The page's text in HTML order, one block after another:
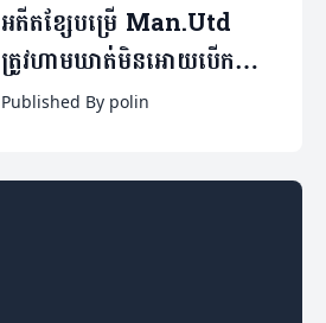
អតីតខ្សែបម្រើ Man.Utd
ត្រូវហាមឃាត់មិនអោយបើកបរ
ចំនួន៦ខែ (មានវីដេអូ)
Published By polin